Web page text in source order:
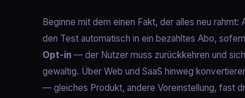
Beginne mit dem einen Fakt, der alles neu
den Test automatisch in ein bezahltes Abo,
Opt-in — der Nutzer muss zurückkehren und
gewaltig. Über Web und SaaS hinweg
— gleiches Produkt, andere Voreinstellung, fast